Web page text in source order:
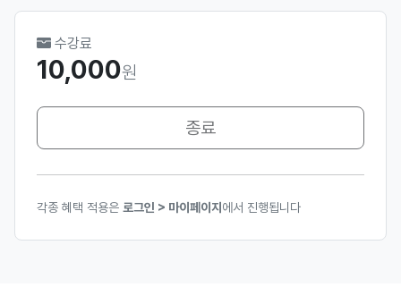
수강료
10,000원
종료
각종 혜택 적용은 로그인 > 마이페이지 에서 진행됩니다